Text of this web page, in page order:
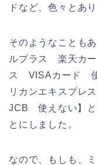
ドなど、色々とあ
そのようなことも
ルプラス 楽天カ
ス VISAカード
リカンエキスプレ
JCB 使えない】と
とにしました。
なので、もしも、